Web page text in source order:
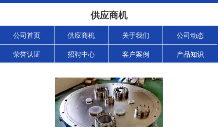
供应商机
公司首页 供应商机 关于我们 公司动态
荣誉认证 招聘中心 客户案例 产品知识